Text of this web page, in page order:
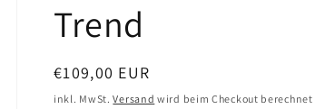
Trend
Normaler
Preis
€109,00 EUR
inkl. MwSt.Versand wird beim Checkout berechnet